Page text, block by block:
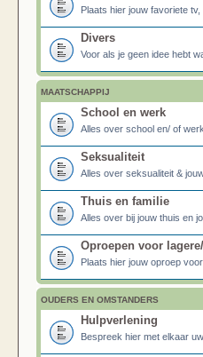
Plaats hier jouw favoriete tv,
Divers
Voor als je geen idee hebt
MAATSCHAPPIJ
School en werk
Alles over school en/ of werk
Seksualiteit
Alles over seksualiteit &
Thuis en familie
Alles over bij jouw thuis en
Oproepen voor
Plaats hier jouw oproep
OUDERS EN OMSTANDERS
Hulpverlening
Bespreek hier met elkaar